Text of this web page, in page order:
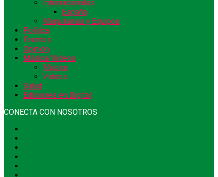
Internacionales
España
Maquinarias y Equipos
Política
Eventos
Opinión
Música/Videos
Música
Videos
Salud
Ediciones en Digital
CONECTA CON NOSOTROS